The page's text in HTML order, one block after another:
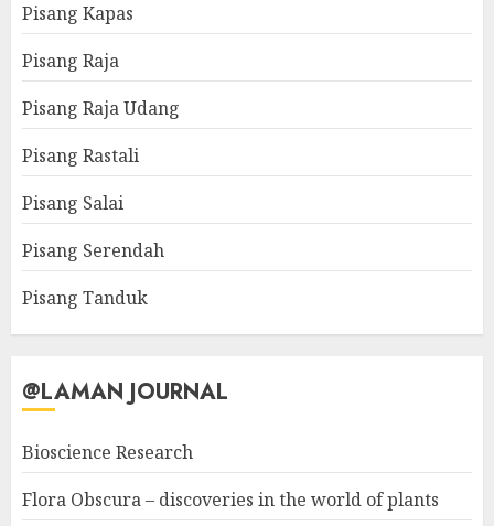
Pisang Kapas
Pisang Raja
Pisang Raja Udang
Pisang Rastali
Pisang Salai
Pisang Serendah
Pisang Tanduk
@LAMAN JOURNAL
Bioscience Research
Flora Obscura – discoveries in the world of plants